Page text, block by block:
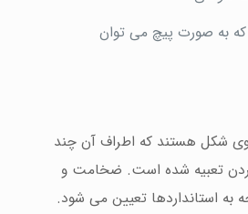
که به صورت پيچ می توان
شکل هستند که اطراف آن چند
تعبيه شده است. ضخامت و
به استانداردها تعيين می شود.